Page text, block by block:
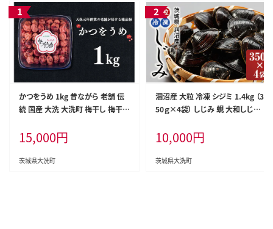
かつをうめ 1kg 昔ながら 老舗 伝
統 国産 大洗 大洗町 梅干し 梅干
15,000円
茨城県大洗町
涸沼産 大粒 冷凍 シジミ 1.4kg （3
50ｇ×4袋） しじみ 蜆 大和しじみ
味噌汁 スープ 魚貝類 貝 オルニチ
ン コハク酸 小分け
10,000円
茨城県大洗町